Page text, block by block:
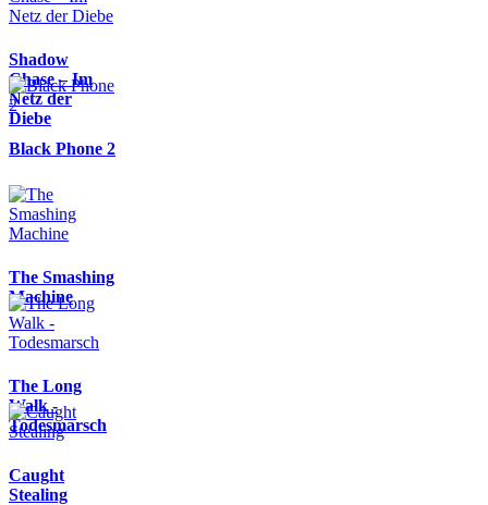
Shadow
Chase – Im
Netz der
Diebe
Black Phone 2
The Smashing
Machine
The Long
Walk -
Todesmarsch
Caught
Stealing